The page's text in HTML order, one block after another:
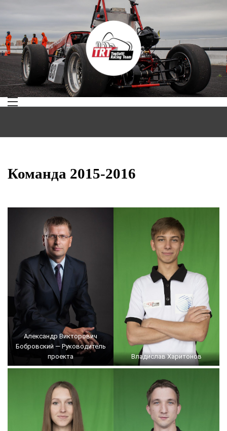
Togliatti
Команда 2015-2016
Александр Викторович
Бобровский — Руководитель
проекта
Владислав Харитонов